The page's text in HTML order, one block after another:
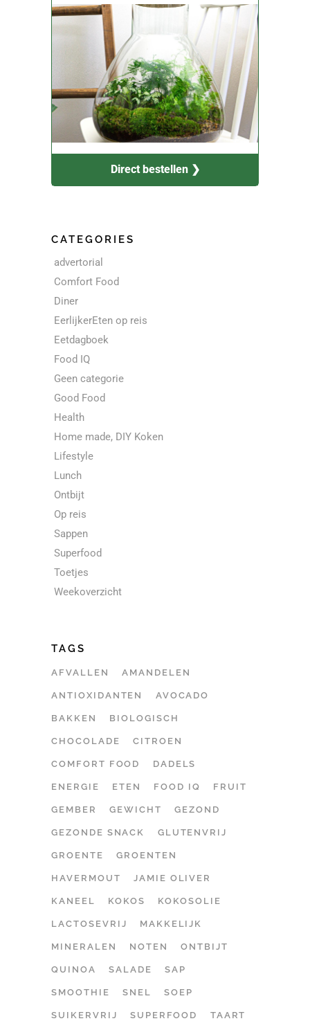
Direct bestellen ❯
CATEGORIES
advertorial
Comfort Food
Diner
EerlijkerEten op reis
Eetdagboek
Food IQ
Geen categorie
Good Food
Health
Home made, DIY Koken
Lifestyle
Lunch
Ontbijt
Op reis
Sappen
Superfood
Toetjes
Weekoverzicht
TAGS
AFVALLEN AMANDELEN
ANTIOXIDANTEN AVOCADO
BAKKEN BIOLOGISCH
CHOCOLADE CITROEN
COMFORT FOOD DADELS
ENERGIE ETEN FOOD IQ FRUIT
GEMBER GEWICHT GEZOND
GEZONDE SNACK GLUTENVRIJ
GROENTE GROENTEN
HAVERMOUT JAMIE OLIVER
KANEEL KOKOS KOKOSOLIE
LACTOSEVRIJ MAKKELIJK
MINERALEN NOTEN ONTBIJT
QUINOA SALADE SAP
SMOOTHIE SNEL SOEP
SUIKERVRIJ SUPERFOOD TAART